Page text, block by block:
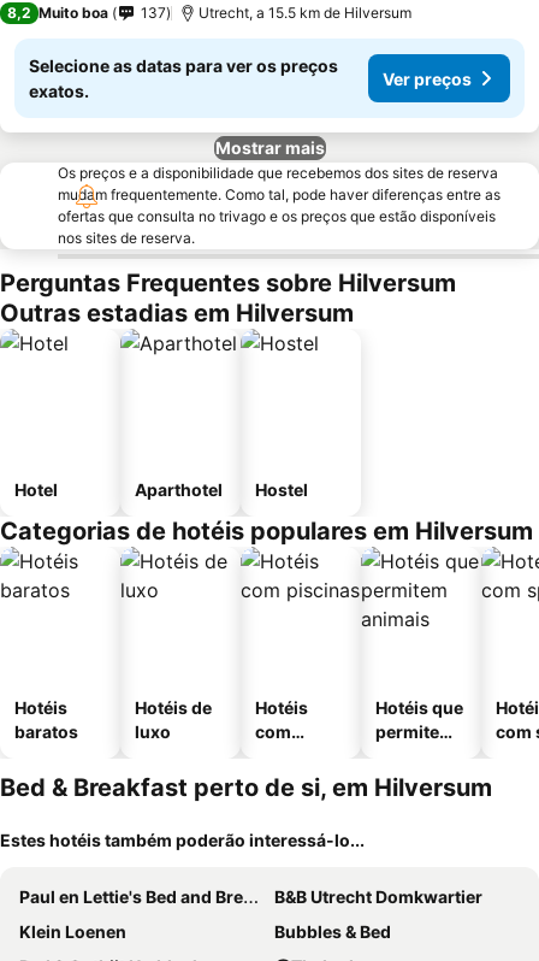
8,2 Muito boa 137 Utrecht, a 15.5 km de Hilversum
Selecione as datas para ver os preços
exatos.
Ver preços
Mostrar mais
Os preços e a disponibilidade que recebemos dos sites de reserva
mudam frequentemente. Como tal, pode haver diferenças entre as
ofertas que consulta no trivago e os preços que estão disponíveis
nos sites de reserva.
Perguntas Frequentes sobre Hilversum
Outras estadias em Hilversum
Hotel Aparthotel Hostel
Categorias de hotéis populares em Hilversum
Hotéis
baratos
Hotéis de
luxo
Hotéis
com
Hotéis que
permitem
com
Bed & Breakfast perto de si, em Hilversum
Estes hotéis também poderão interessá-lo...
Paul en Lettie's Bed and Breakfast
B&B Utrecht Domkwartier
Klein Loenen
Bubbles & Bed